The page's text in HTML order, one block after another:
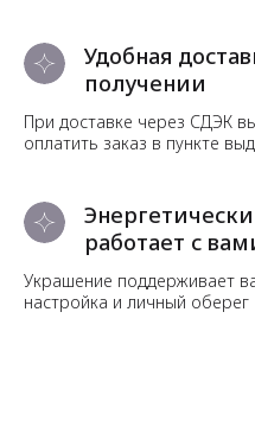
Удобная
получении
При доставке через СДЭК
оплатить заказ в пункте
работает с
Украшение поддерживает
настройка и личный оберег